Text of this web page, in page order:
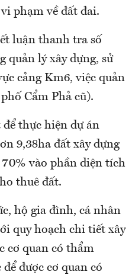
phạm về đất đai.
luận thanh tra số
quản lý xây dựng, sử
cảng Km6, việc quản
Cẩm Phả cũ).
thực hiện dự án
9,38ha đất xây dựng
vào phần diện tích
thuê đất.
hộ gia đình, cá nhân
quy hoạch chi tiết xây
cơ quan có thẩm
được cơ quan có